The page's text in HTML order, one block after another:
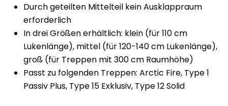
Durch geteilten Mittelteil kein Ausklappraum
erforderlich
In drei Größen erhältlich: klein (für 110 cm
Lukenlänge), mittel (für 120-140 cm Lukenlänge),
groß (für Treppen mit 300 cm Raumhöhe)
Passt zu folgenden Treppen: Arctic Fire, Type 1
Passiv Plus, Type 15 Exklusiv, Type 12 Solid